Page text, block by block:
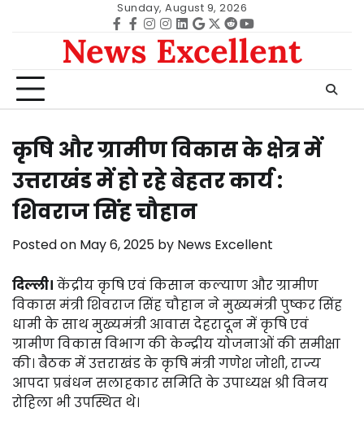
Sunday, August 9, 2026
Facebook
facebook
Instagram
instagram
Linkedin
google
Twitter
redditYoutube
News Excellent
कृषि और ग्रामीण विकास के क्षेत्र में
उत्तराखंड में हो रहे बेहतर कार्य :
शिवराज सिंह चौहान
Posted on May 6, 2025 by News Excellent
दिल्ली। केंद्रीय कृषि एवं किसान कल्याण और ग्रामीण
विकास मंत्री शिवराज सिंह चौहान ने मुख्यमंत्री पुष्कर सिंह
धामी के साथ मुख्यमंत्री आवास देहरादून में कृषि एवं
ग्रामीण विकास विभाग की केन्द्रीय योजनाओं की समीक्षा
की। बैठक में उत्तराखंड के कृषि मंत्री गणेश जोशी, राज्य
आपदा प्रबंधन सलाहकार समिति के उपाध्यक्ष श्री विनय
रोहिला भी उपस्थित थे।